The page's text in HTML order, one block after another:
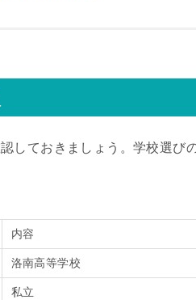
しておきましょう。学校選び
内容
洛南高等学校
私立